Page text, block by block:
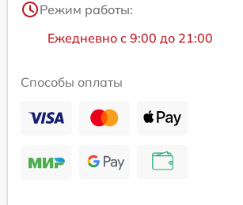
Режим работы:
Ежедневно с 9:00 до 21:00
Способы оплаты